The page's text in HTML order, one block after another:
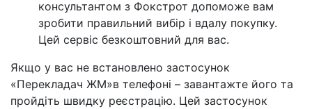
консультантом з Фокстрот допоможе вам
зробити правильний вибір і вдалу покупку.
Цей сервіс безкоштовний для вас.
Якщо у вас не встановлено застосунок
«Перекладач ЖМ»в телефоні – завантажте його та
пройдіть швидку реєстрацію. Цей застосунок